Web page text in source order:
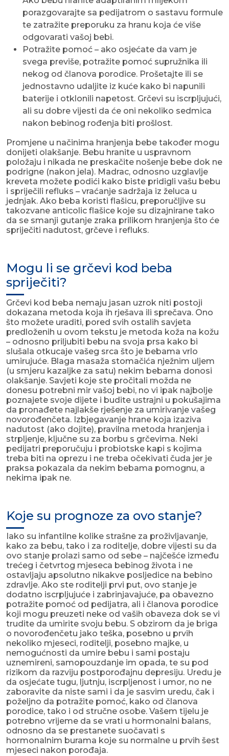
porazgovarajte sa pedijatrom o sastavu formule
te zatražite preporuku za hranu koja će više
odgovarati vašoj bebi.
Potražite pomoć – ako osjećate da vam je
svega previše, potražite pomoć supružnika ili
nekog od članova porodice. Prošetajte ili se
jednostavno udaljite iz kuće kako bi napunili
baterije i otklonili napetost. Grčevi su iscrpljujući,
ali su dobre vijesti da će oni nekoliko sedmica
nakon bebinog rođenja biti prošlost.
Promjene u načinima hranjenja bebe također mogu
donijeti olakšanje. Bebu hranite u uspravnom
položaju i nikada ne preskačite nošenje bebe dok ne
podrigne (nakon jela). Madrac, odnosno uzglavlje
kreveta možete podići kako biste pridigli vašu bebu
i spriječili refluks – vraćanje sadržaja iz želuca u
jednjak. Ako beba koristi flašicu, preporučljive su
takozvane anticolic flašice koje su dizajnirane tako
da se smanji gutanje zraka prilikom hranjenja što će
spriječiti nadutost, grčeve i refluks.
Mogu li se grčevi kod beba
spriječiti?
Grčevi kod beba nemaju jasan uzrok niti postoji
dokazana metoda koja ih rješava ili sprečava. Ono
što možete uraditi, pored svih ostalih savjeta
predloženih u ovom tekstu je metoda koža na kožu
– odnosno priljubiti bebu na svoja prsa kako bi
slušala otkucaje vašeg srca što je bebama vrlo
umirujuće. Blaga masaža stomačića nježnim uljem
(u smjeru kazaljke za satu) nekim bebama donosi
olakšanje. Savjeti koje ste pročitali možda ne
donesu potrebni mir vašoj bebi, no vi ipak najbolje
poznajete svoje dijete i budite ustrajni u pokušajima
da pronađete najlakše rješenje za umirivanje vašeg
novorođenčeta. Izbjegavanje hrane koja izaziva
nadutost (ako dojite), pravilna metoda hranjenja i
strpljenje, ključne su za borbu s grčevima. Neki
pedijatri preporučuju i probiotske kapi s kojima
treba biti na oprezu i ne treba očekivati čuda jer je
praksa pokazala da nekim bebama pomognu, a
nekima ipak ne.
Koje su prognoze za ovo stanje?
Iako su infantilne kolike strašne za proživljavanje,
kako za bebu, tako i za roditelje, dobre vijesti su da
ovo stanje prolazi samo od sebe – najčešće između
trećeg i četvrtog mjeseca bebinog života i ne
ostavljaju apsolutno nikakve posljedice na bebino
zdravlje. Ako ste roditelji prvi put, ovo stanje je
dodatno iscrpljujuće i zabrinjavajuće, pa obavezno
potražite pomoć od pedijatra, ali i članova porodice
koji mogu preuzeti neke od vaših obaveza dok se vi
trudite da umirite svoju bebu. S obzirom da je briga
o novorođenčetu jako teška, posebno u prvih
nekoliko mjeseci, roditelji, posebno majke, u
nemogućnosti da umire bebu i sami postaju
uznemireni, samopouzdanje im opada, te su pod
rizikom da razviju postporođajnu depresiju. Uredu je
da osjećate tugu, ljutnju, iscrpljenost i umor, no ne
zaboravite da niste sami i da je sasvim uredu, čak i
poželjno da potražite pomoć, kako od članova
porodice, tako i od stručne osobe. Vašem tijelu je
potrebno vrijeme da se vrati u hormonalni balans,
odnosno da se prestanete suočavati s
hormonalnim burama koje su normalne u prvih šest
mjeseci nakon porođaja.